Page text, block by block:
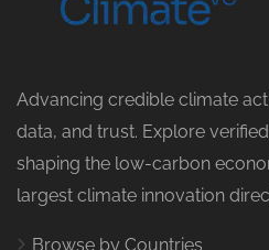
Advancing credible climate
data, and trust. Explore
shaping the low-carbon
largest climate innovation
Browse by Countries